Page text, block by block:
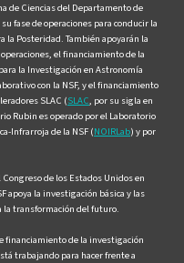
de Ciencias del Departamento de
fase de operaciones para conducir la
la Posteridad. También apoyarán la
el financiamiento de la
la Investigación en Astronomía
con la NSF, y el financiamiento
SLAC (SLAC, por su sigla en
Rubin es operado por el Laboratorio
Infrarroja de la NSF (NOIRLab) y por
de los Estados Unidos en
apoya la investigación básica y las
la transformación del futuro.
financiamiento de la investigación
trabajando para hacer frente a